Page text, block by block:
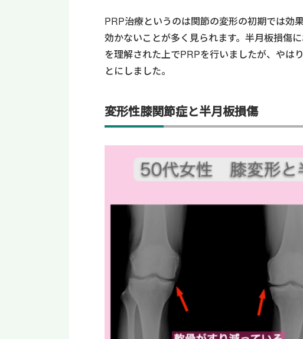
PRP治療というのは関節の変形の初期では効
効かないことが多く見られます。半月板損傷
を理解された上でPRPを行いましたが、やは
とにしました。
変形性膝関節症と半月板損傷